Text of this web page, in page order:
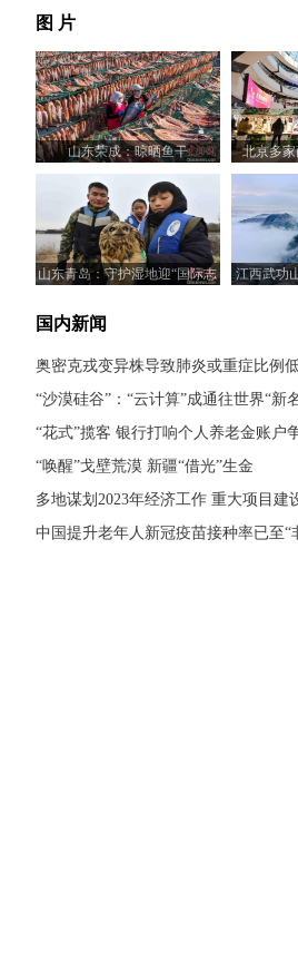
图 片
山东荣成：晾晒鱼干 北京多
山东青岛：守护湿地迎“国际志
江西武功
国内新闻
奥密克戎变异株导致肺炎或重症比例
“沙漠硅谷”：“云计算”成通往世界“新
“花式”揽客 银行打响个人养老金账户
“唤醒”戈壁荒漠 新疆“借光”生金
多地谋划2023年经济工作 重大项目建
中国提升老年人新冠疫苗接种率已至“